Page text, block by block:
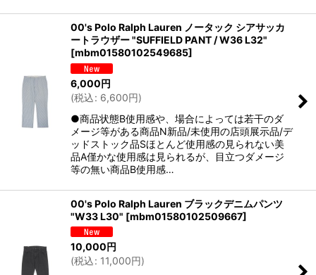
00's Polo Ralph Lauren ノータック シアサッカ
ートラウザー "SUFFIELD PANT / W36 L32"
[mbm01580102549685]
6,000円
(税込: 6,600円)
●商品状態B使用感や、場合によっては若干のダ
メージ等がある商品N新品/未使用の店頭展示品/デ
ッドストック品Sほとんど使用感の見られない美
品A僅かな使用感は見られるが、目立つダメージ
等の無い商品B使用感…
00's Polo Ralph Lauren ブラックデニムパンツ
"W33 L30" [mbm01580102509667]
10,000円
(税込: 11,000円)